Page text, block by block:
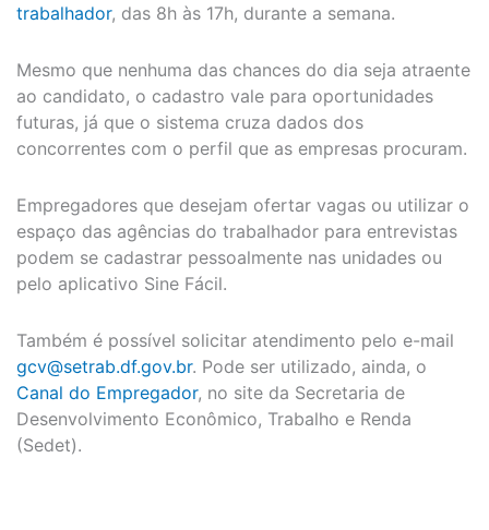
trabalhador, das 8h às 17h, durante a semana.
Mesmo que nenhuma das chances do dia seja atraente
ao candidato, o cadastro vale para oportunidades
futuras, já que o sistema cruza dados dos
concorrentes com o perfil que as empresas procuram.
Empregadores que desejam ofertar vagas ou utilizar o
espaço das agências do trabalhador para entrevistas
podem se cadastrar pessoalmente nas unidades ou
pelo aplicativo Sine Fácil.
Também é possível solicitar atendimento pelo e-mail
gcv@setrab.df.gov.br. Pode ser utilizado, ainda, o
Canal do Empregador, no site da Secretaria de
Desenvolvimento Econômico, Trabalho e Renda
(Sedet).